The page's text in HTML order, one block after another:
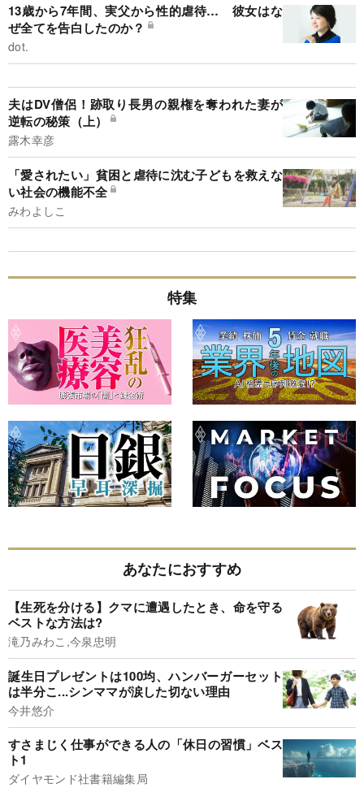
13歳から7年間、実父から性的虐待… 彼女はな
ぜ全てを告白したのか？
dot.
夫はDV僧侶！跡取り長男の親権を奪われた妻が
逆転の秘策（上）
露木幸彦
「愛されたい」貧困と虐待に沈む子どもを救えな
い社会の機能不全
みわよしこ
特集
あなたにおすすめ
【生死を分ける】クマに遭遇したとき、命を守る
ベストな方法は?
滝乃みわこ,今泉忠明
誕生日プレゼントは100均、ハンバーガーセット
は半分こ...シンママが涙した切ない理由
今井悠介
すさまじく仕事ができる人の「休日の習慣」ベス
ト1
ダイヤモンド社書籍編集局